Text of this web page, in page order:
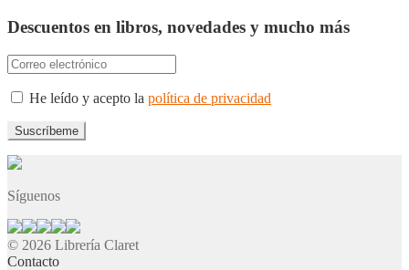
Descuentos en libros, novedades y mucho más
He leído y acepto la política de privacidad
Síguenos
© 2026 Librería Claret
Contacto